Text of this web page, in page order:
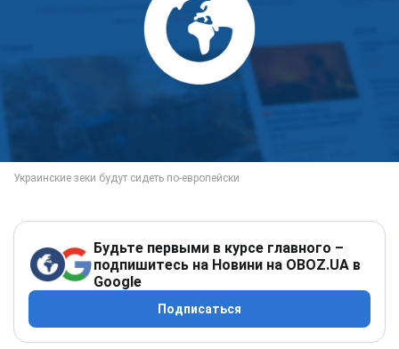
Будьте первыми в курсе главного –
подпишитесь на Новини на OBOZ.UA в
Google
Подписаться